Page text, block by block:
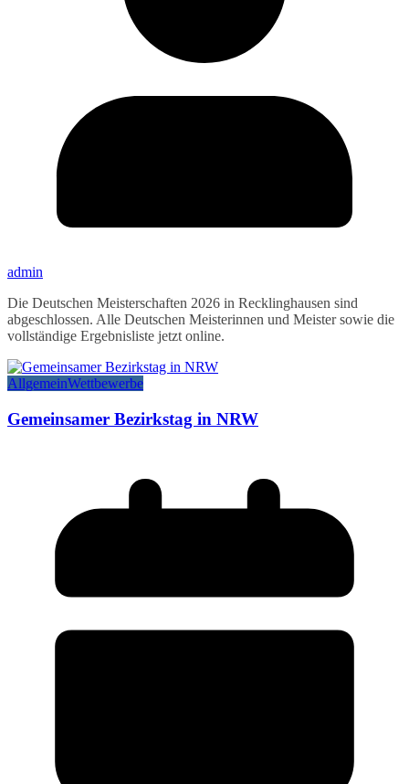
admin
Die Deutschen Meisterschaften 2026 in Recklinghausen sind
abgeschlossen. Alle Deutschen Meisterinnen und Meister sowie die
vollständige Ergebnisliste jetzt online.
AllgemeinWettbewerbe
Gemeinsamer Bezirkstag in NRW